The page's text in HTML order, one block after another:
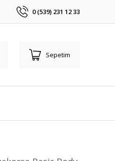
0 (539) 231 12 33
Sepetim